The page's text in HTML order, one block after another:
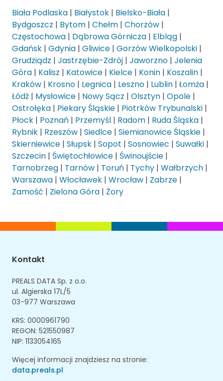
Biała Podlaska | Białystok | Bielsko-Biała |
Bydgoszcz | Bytom | Chełm | Chorzów |
Częstochowa | Dąbrowa Górnicza | Elbląg |
Gdańsk | Gdynia | Gliwice | Gorzów Wielkopolski |
Grudziądz | Jastrzębie-Zdrój | Jaworzno | Jelenia
Góra | Kalisz | Katowice | Kielce | Konin | Koszalin |
Kraków | Krosno | Legnica | Leszno | Lublin | Łomża |
Łódź | Mysłowice | Nowy Sącz | Olsztyn | Opole |
Ostrołęka | Piekary Śląskie | Piotrków Trybunalski |
Płock | Poznań | Przemyśl | Radom | Ruda Śląska |
Rybnik | Rzeszów | Siedlce | Siemianowice Śląskie |
Skierniewice | Słupsk | Sopot | Sosnowiec | Suwałki |
Szczecin | Świętochłowice | Świnoujście |
Tarnobrzeg | Tarnów | Toruń | Tychy | Wałbrzych |
Warszawa | Włocławek | Wrocław | Zabrze |
Zamość | Zielona Góra | Żory
Kontakt
PREALS DATA Sp. z o.o.
ul. Algierska 17L/5
03-977 Warszawa
KRS: 0000961790
REGON: 521550987
NIP: 1133054165
Więcej informacji znajdziesz na stronie:
data.preals.pl